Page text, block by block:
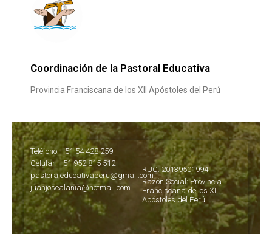
Coordinación de la Pastoral Educativa
Provincia Franciscana de los XII Apóstoles del Perú
Teléfono: +51 54 428 259
Célular: +51 952 815 512
pastoraleducativaperu@gmail.com
juanjosealania@hotmail.com
RUC: 20139501994
Razón Social: Provincia
Franciscana de los XII
Apóstoles del Perú